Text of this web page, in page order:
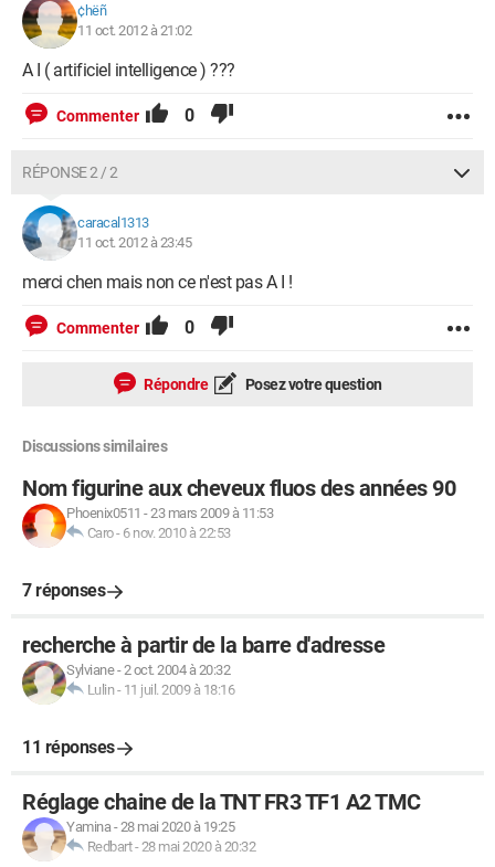
¢hëñ
11 oct. 2012 à 21:02
A I ( artificiel intelligence ) ???
Commenter 0
RÉPONSE 2 / 2
caracal1313
11 oct. 2012 à 23:45
merci chen mais non ce n'est pas A I !
Commenter 0
Répondre Posez votre question
Discussions similaires
Nom figurine aux cheveux fluos des années 90
Phoenix0511 -23 mars 2009 à 11:53
Caro- 6 nov. 2010 à 22:53
7 réponses
recherche à partir de la barre d'adresse
Sylviane-2 oct. 2004 à 20:32
Lulin- 11 juil. 2009 à 18:16
11 réponses
Réglage chaine de la TNT FR3 TF1 A2 TMC
Yamina-28 mai 2020 à 19:25
Redbart-28 mai 2020 à 20:32